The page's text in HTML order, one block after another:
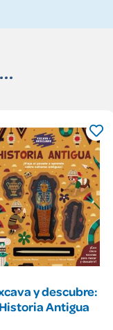
y descubre:
Historia Antigua